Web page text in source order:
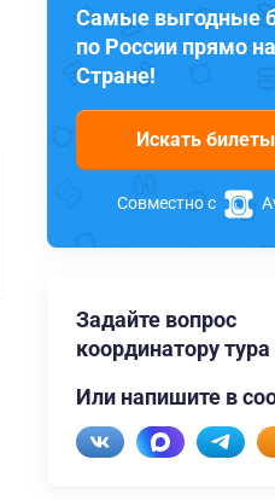
Самые выгодные
по России прямо
Стране!
Искать билеты
Совместно с
Задайте вопрос
координатору тура
Или напишите в